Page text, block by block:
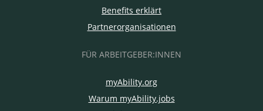
Benefits erklärt
Partnerorganisationen
FÜR ARBEITGEBER:INNEN
myAbility.org
Warum myAbility.jobs